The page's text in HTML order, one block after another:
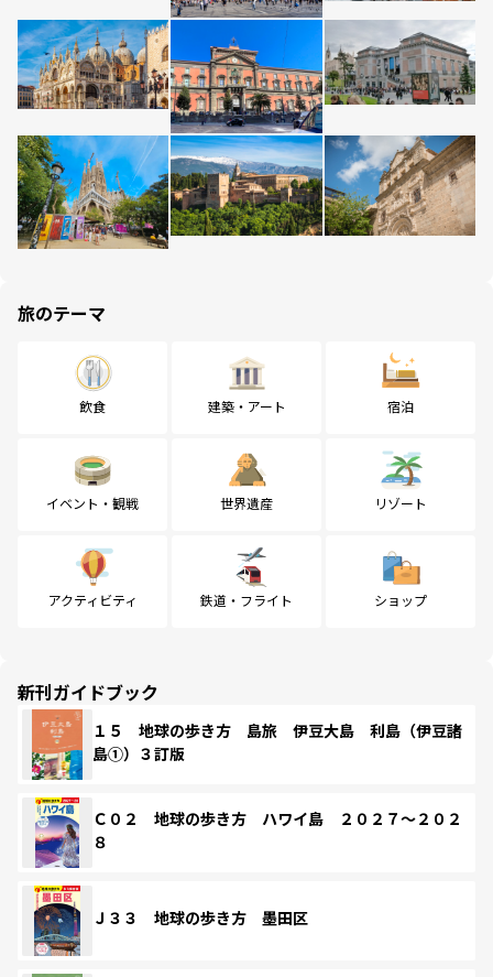
旅のテーマ
飲食 建築・アート 宿泊
イベント・観戦 世界遺産 リゾート
アクティビティ 鉄道・フライト ショップ
新刊ガイドブック
１５ 地球の歩き方 島旅 伊豆大島 利島（伊豆諸
島①）３訂版
Ｃ０２ 地球の歩き方 ハワイ島 ２０２７～２０２
８
Ｊ３３ 地球の歩き方 墨田区